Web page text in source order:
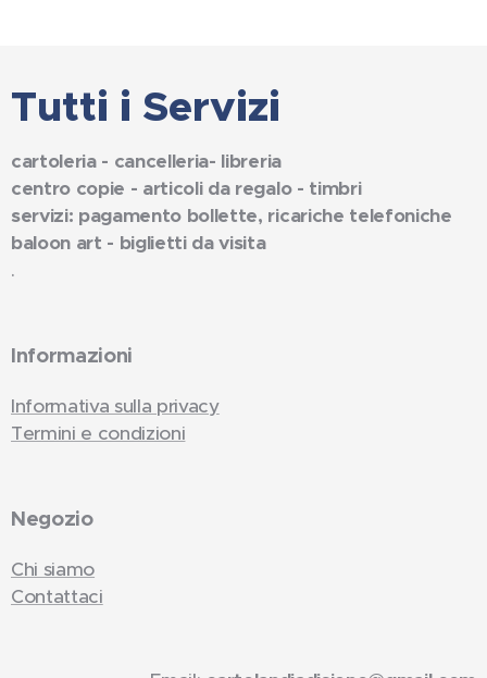
Tutti i Servizi
cartoleria - cancelleria- libreria
centro copie - articoli da regalo - timbri
servizi: pagamento bollette, ricariche telefoniche
baloon art - biglietti da visita
.
Informazioni
Informativa sulla privacy
Termini e condizioni
Negozio
Chi siamo
Contattaci